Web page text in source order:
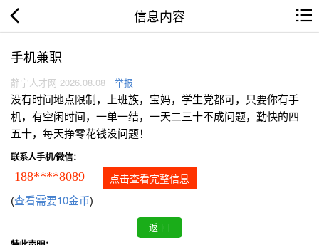
信息内容
手机兼职
静宁人才网 2026.08.08 举报
没有时间地点限制，上班族，宝妈，学生党都可，只要你有手
机，有空闲时间，一单一结，一天二三十不成问题，勤快的四
五十，每天挣零花钱没问题！
联系人手机/微信：
188****8089 点击查看完整信息
(查看需要10金币)